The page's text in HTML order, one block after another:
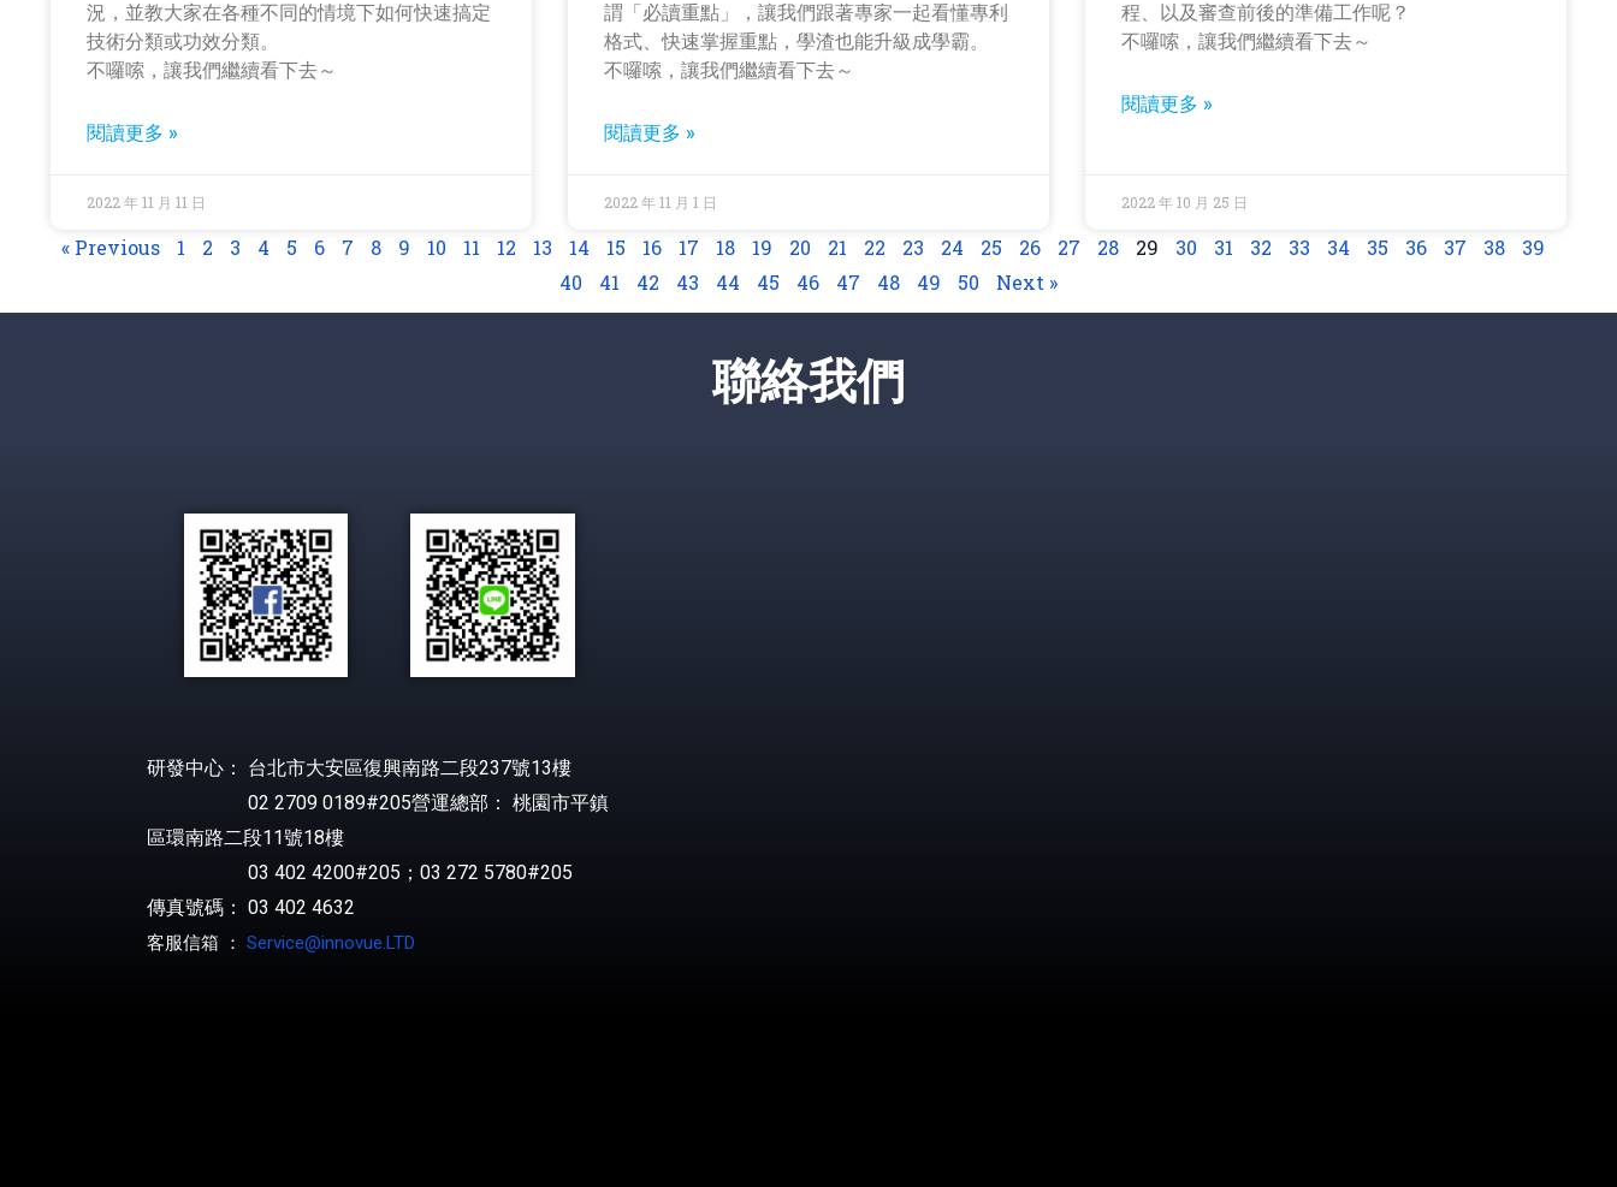
況，並教大家在各種不同的情境下如何快速搞定
技術分類或功效分類。
不囉嗦，讓我們繼續看下去～
閱讀更多 »
2022 年 11 月 11 日
謂「必讀重點」，讓我們跟著專家一起看懂專利
格式、快速掌握重點，學渣也能升級成學霸。
不囉嗦，讓我們繼續看下去～
閱讀更多 »
2022 年 11 月 1 日
程、以及審查前後的準備工作呢？
不囉嗦，讓我們繼續看下去～
閱讀更多 »
2022 年 10 月 25 日
« Previous 1 2 3 4 5 6 7 8 9 10 11 12 13 14 15 16 17 18 19 20 21 22 23 24 25 26 27 28 29 30 31 32 33 34 35 36 37 38
39
40
41 42 43 44 45 46 47 48 49 50 Next »
聯絡我們
研發中心： 台北市大安區復興南路二段237號13樓
02 2709 0189#205營運總部： 桃園市平鎮
區環南路二段11號18樓
03 402 4200#205；03 272 5780#205
傳真號碼： 03 402 4632
客服信箱 ： Service@innovue.LTD